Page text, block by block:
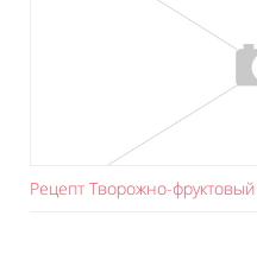
Рецепт Творожно-